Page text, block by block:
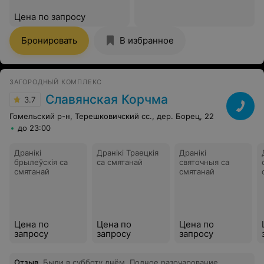
Цена по запросу
Бронировать В избранное
ЗАГОРОДНЫЙ КОМПЛЕКС
3.7 Славянская Корчма
Гомельский р-н, Терешковичский сс., дер. Борец, 22
до 23:00
Дранікі
брылеўскія са
смятанай
Цена по
запросу
Дранiкi Траецкiя
са смятанай
Цена по
запросу
Дранікі
святочныя са
смятанай
Цена по
запросу
Отзыв. Были в субботу днём. Полное разочарование.